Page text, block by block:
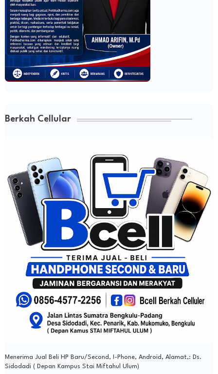
Berkah Cellular
Menerima Jual Beli HP Baru/Second, I-Phone, Android, Alamat,: Ds.
Sidodadi ( Depan Kampus Stai Miftahul Ulum)